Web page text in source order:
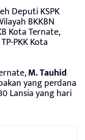
Deputi KSPK
BKKBN
Kota Ternate,
PKK Kota
M. Tauhid
yang perdana
Lansia yang hari